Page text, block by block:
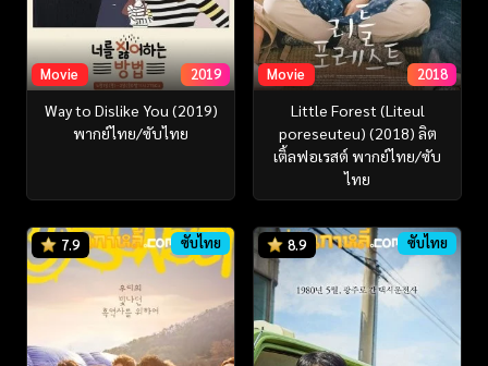
Movie 2019
Way to Dislike You (2019)
พากย์ไทย/ซับไทย
Movie 2018
Little Forest (Liteul
poreseuteu) (2018) ลิต
เติ้ลฟอเรสต์ พากย์ไทย/ซับ
ไทย
7.9 ซับไทย 8.9 ซับไทย